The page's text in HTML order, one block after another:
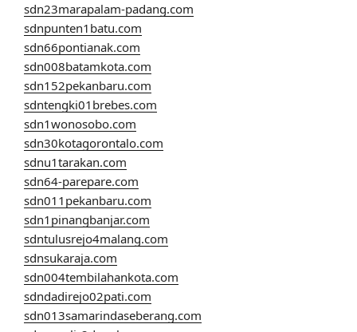
sdn23marapalam-padang.com
sdnpunten1batu.com
sdn66pontianak.com
sdn008batamkota.com
sdn152pekanbaru.com
sdntengki01brebes.com
sdn1wonosobo.com
sdn30kotagorontalo.com
sdnu1tarakan.com
sdn64-parepare.com
sdn011pekanbaru.com
sdn1pinangbanjar.com
sdntulusrejo4malang.com
sdnsukaraja.com
sdn004tembilahankota.com
sdndadirejo02pati.com
sdn013samarindaseberang.com